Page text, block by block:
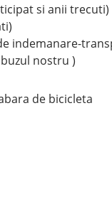
si anii
indemanare-
nostru )
de bicicleta